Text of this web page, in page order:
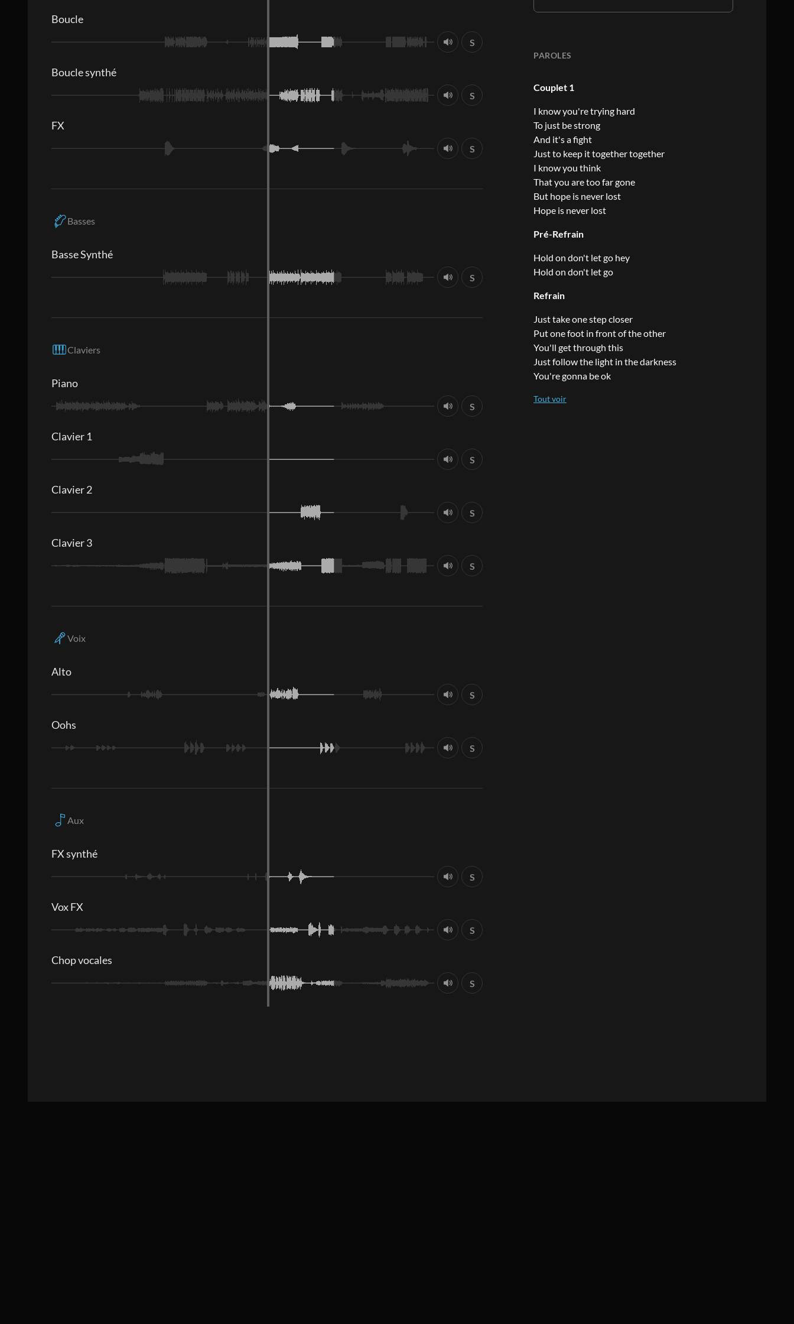
PAROLES
Couplet 1
I know you're trying hard
To just be strong
And it's a fight
Just to keep it together together
I know you think
That you are too far gone
But hope is never lost
Hope is never lost
Pré-Refrain
Hold on don't let go hey
Hold on don't let go
Refrain
Just take one step closer
Put one foot in front of the other
You'll get through this
Just follow the light in the darkness
You're gonna be ok
Boucle
S
Boucle synthé
S
FX
S
Basses
Basse Synthé
S
Claviers
Piano
S
Clavier 1
S
Clavier 2
S
Clavier 3
S
Voix
Alto
S
Oohs
S
Aux
FX synthé
S
Vox FX
S
Chop vocales
S